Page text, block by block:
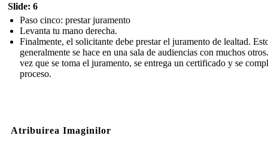
Slide: 6
Paso cinco: prestar juramento
Levanta tu mano derecha.
Finalmente, el solicitante debe prestar el juramento de lealtad.
generalmente se hace en una sala de audiencias con muchos
vez que se toma el juramento, se entrega un certificado y se
proceso.
Atribuirea Imaginilor